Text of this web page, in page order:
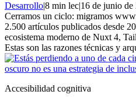
Desarrollo|8 min lec|16 de junio de
Cerramos un ciclo: migramos
2.500 artículos publicados desde
ecosistema moderno de Nuxt 4,
Estas son las razones técnicas y
Accesibilidad cognitiva